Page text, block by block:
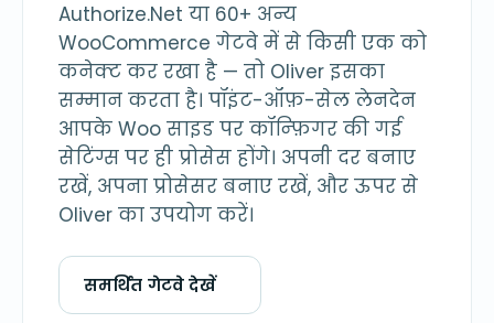
Authorize.Net या 60+ अन्य
WooCommerce गेटवे में से किसी एक को
कनेक्ट कर रखा है — तो Oliver इसका
सम्मान करता है। पॉइंट-ऑफ़-सेल लेनदेन
आपके Woo साइड पर कॉन्फ़िगर की गई
सेटिंग्स पर ही प्रोसेस होंगे। अपनी दर बनाए
रखें, अपना प्रोसेसर बनाए रखें, और ऊपर से
Oliver का उपयोग करें।
समर्थित गेटवे देखें